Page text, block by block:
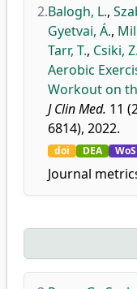
2.Balogh, L.,
Gyetvai, Á.,
Tarr, T., Csiki, Z.
Aerobic
Workout on
J Clin Med. 11
6814), 2022.
doi DEA WoS
Journal